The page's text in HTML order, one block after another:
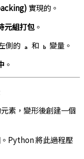
實現的。
元組打包。
側的 a 和 b
變量。
。
素，變形後創建一個
Python 將此過程壓